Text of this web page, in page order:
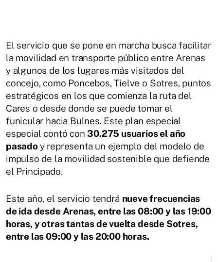
El servicio que se pone en marcha busca facilitar
la movilidad en transporte público entre Arenas
y algunos de los lugares más visitados del
concejo, como Poncebos, Tielve o Sotres, puntos
estratégicos en los que comienza la ruta del
Cares o desde donde se puede tomar el
funicular hacia Bulnes. Este plan especial
especial contó con 30.275 usuarios el año
pasadoy representa un ejemplo del modelo de
impulso de la movilidad sostenible que defiende
el Principado.
Este año, el servicio tendrá nueve frecuencias
de ida desde Arenas, entre las 08:00 y las 19:00
horas, y otras tantas de vuelta desde Sotres,
entre las 09:00 y las 20:00 horas.